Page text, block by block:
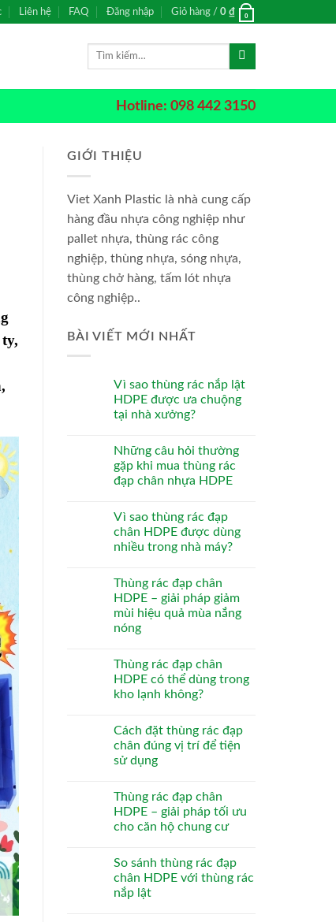
Liên hệ FAQ Đăng nhập Giỏ hàng / 0 ₫ 0
Tìm
Hotline: 098 442 3150
GIỚI THIỆU
Viet Xanh Plastic là nhà cung cấp
hàng đầu nhựa công nghiệp như
pallet nhựa, thùng rác công
nghiệp, thùng nhựa, sóng nhựa,
thùng chở hàng, tấm lót nhựa
công nghiệp..
BÀI VIẾT MỚI NHẤT
Vì sao thùng rác nắp lật
HDPE được ưa chuộng
tại nhà xưởng?
Những câu hỏi thường
gặp khi mua thùng rác
đạp chân nhựa HDPE
Vì sao thùng rác đạp
chân HDPE được dùng
nhiều trong nhà máy?
Thùng rác đạp chân
HDPE – giải pháp giảm
mùi hiệu quả mùa nắng
nóng
Thùng rác đạp chân
HDPE có thể dùng trong
kho lạnh không?
Cách đặt thùng rác đạp
chân đúng vị trí để tiện
sử dụng
Thùng rác đạp chân
HDPE – giải pháp tối ưu
cho căn hộ chung cư
So sánh thùng rác đạp
chân HDPE với thùng rác
nắp lật